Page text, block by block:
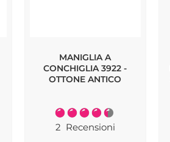
MANIGLIA A
CONCHIGLIA 3922 -
OTTONE ANTICO
Valutazione:
90%
2 Recensioni